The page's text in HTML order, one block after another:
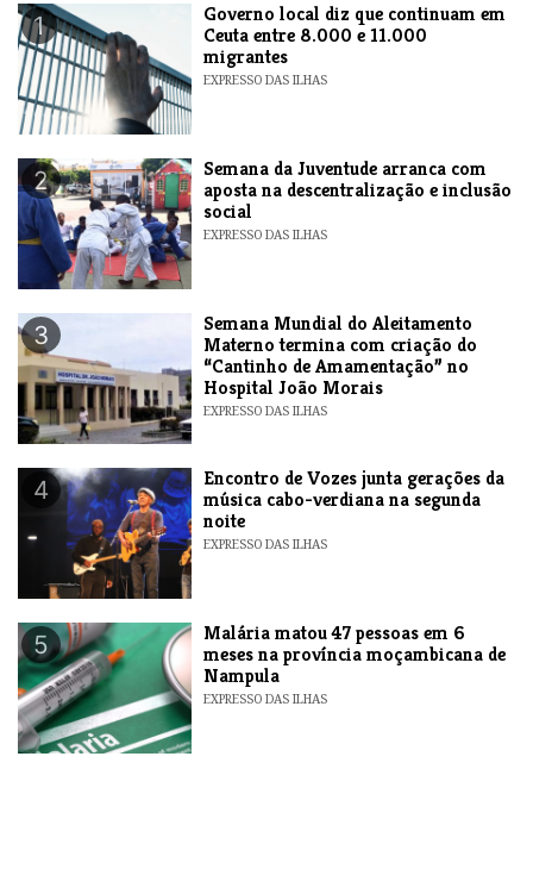
1
​Governo local diz que continuam em
Ceuta entre 8.000 e 11.000
migrantes
EXPRESSO DAS ILHAS
2
Semana da Juventude arranca com
aposta na descentralização e inclusão
social
EXPRESSO DAS ILHAS
3
Semana Mundial do Aleitamento
Materno termina com criação do
“Cantinho de Amamentação” no
Hospital João Morais
EXPRESSO DAS ILHAS
4
Encontro de Vozes junta gerações da
música cabo-verdiana na segunda
noite
EXPRESSO DAS ILHAS
5
​Malária matou 47 pessoas em 6
meses na província moçambicana de
Nampula
EXPRESSO DAS ILHAS